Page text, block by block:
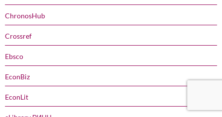
ChronosHub
Crossref
Ebsco
EconBiz
EconLit